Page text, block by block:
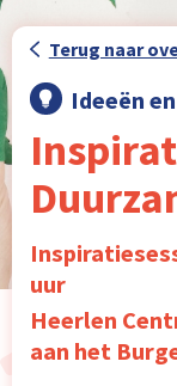
Terug naar
Ideeën
uur
Heerlen
aan het